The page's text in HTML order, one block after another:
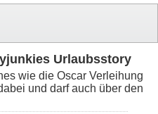
Urlaubsstory
wie die Oscar Verleihung
und darf auch über den